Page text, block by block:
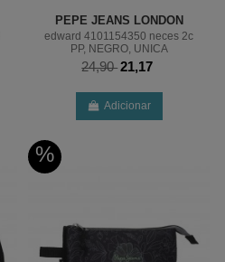
PEPE JEANS LONDON
edward 4101154350 neces 2c
PP, NEGRO, UNICA
24,90 21,17
Adicionar
%